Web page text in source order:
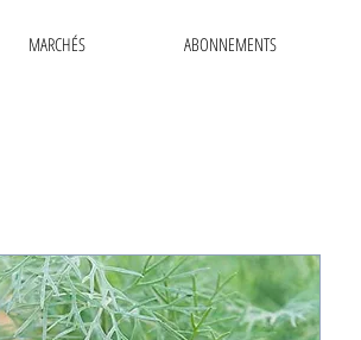
MARCHÉS ABONNEMENTS